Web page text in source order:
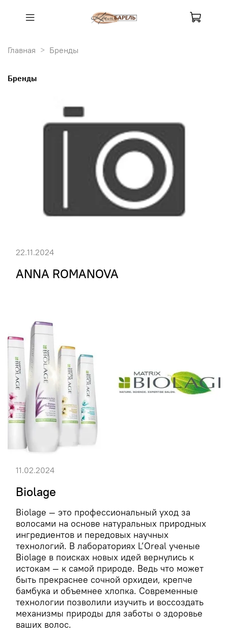
Главная Бренды
Бренды
ANNA ROMANOVA
22.11.2024
Biolage
Biolage — это профессиональный уход за
волосами на основе натуральных природных
ингредиентов и передовых научных
технологий. В лабораториях L’Oreal ученые
Biolage в поисках новых идей вернулись к
истокам — к самой природе. Ведь что может
быть прекраснее сочной орхидеи, крепче
бамбука и объемнее хлопка. Современные
технологии позволили изучить и воссоздать
механизмы природы для заботы о здоровье
ваших волос.
11.02.2024